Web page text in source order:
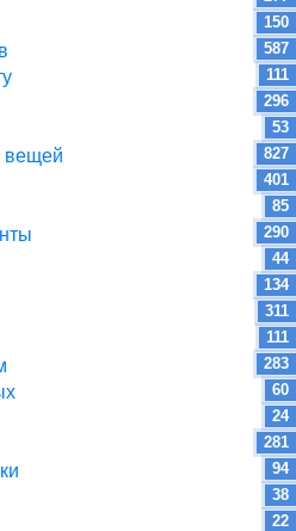
150
587
111
296
53
вещей 827
401
85
290
44
134
311
111
283
60
24
281
94
38
22